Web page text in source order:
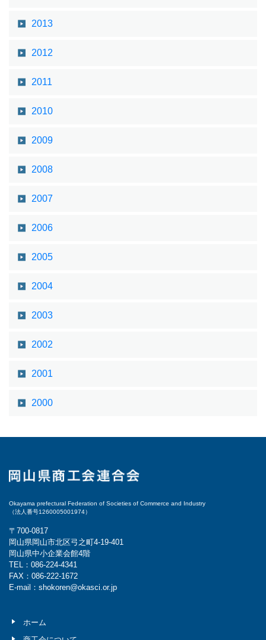
2013
2012
2011
2010
2009
2008
2007
2006
2005
2004
2003
2002
2001
2000
Okayama prefectural Federation of Societies of Commerce and Industry
（法人番号1260005001974）
〒700-0817
岡山県岡山市北区弓之町4-19-401
岡山県中小企業会館4階
TEL：086-224-4341
FAX：086-222-1672
E-mail：shokoren@okasci.or.jp
ホーム